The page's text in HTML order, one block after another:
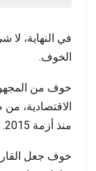
في النهاية،
الخوف.
خوف من
الاقتصادية،
منذ أزمة 2015.
خوف جعل القارة